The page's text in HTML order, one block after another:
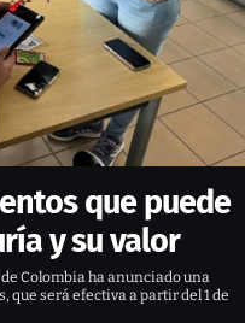
que puede
y su valor
Colombia ha anunciado una
que será efectiva a partir del 1 de